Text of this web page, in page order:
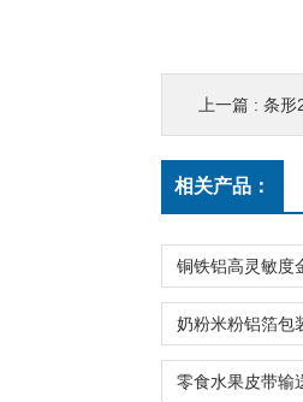
上一篇 : 条形
相关产品：